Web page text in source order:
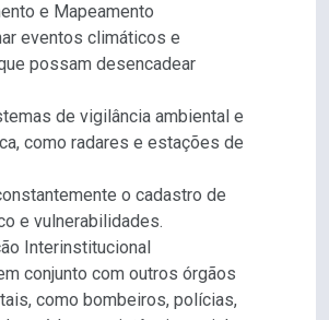
e Mapeamento
eventos climáticos e
possam desencadear
de vigilância ambiental e
como radares e estações de
o cadastro de
e vulnerabilidades.
Interinstitucional
conjunto com outros órgãos
como bombeiros, polícias,